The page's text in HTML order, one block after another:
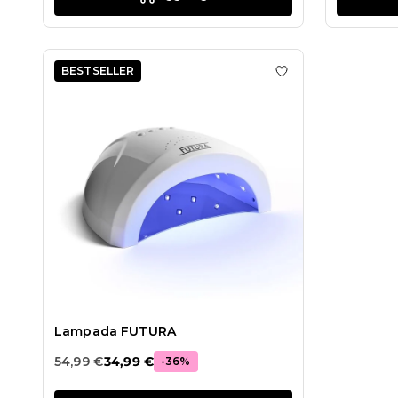
BESTSELLER
Lampada FUTURA
54,99 €34,99 € -36%
Aggiungi alla